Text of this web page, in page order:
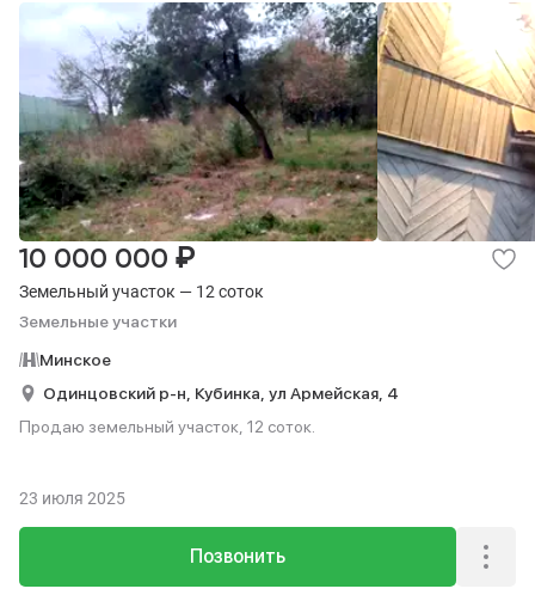
Земельный участок — 12 соток
Земельные участки
10 000 000 ₽
Минское
Одинцовский р-н, Кубинка, ул Армейская, 4
Продаю земельный участок, 12 соток.
Позвонить
23 июля 2025